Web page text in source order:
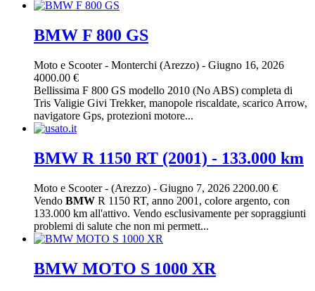
BMW F 800 GS
Moto e Scooter- Monterchi (Arezzo) - Giugno 16, 2026
4000.00 €
Bellissima F 800 GS modello 2010 (No ABS) completa di
Tris Valigie Givi Trekker, manopole riscaldate, scarico Arrow,
navigatore Gps, protezioni motore...
BMW R 1150 RT (2001) - 133.000 km
Moto e Scooter- (Arezzo) - Giugno 7, 2026 2200.00 €
Vendo BMW R 1150 RT, anno 2001, colore argento, con
133.000 km all'attivo. Vendo esclusivamente per sopraggiunti
problemi di salute che non mi permett...
BMW MOTO S 1000 XR